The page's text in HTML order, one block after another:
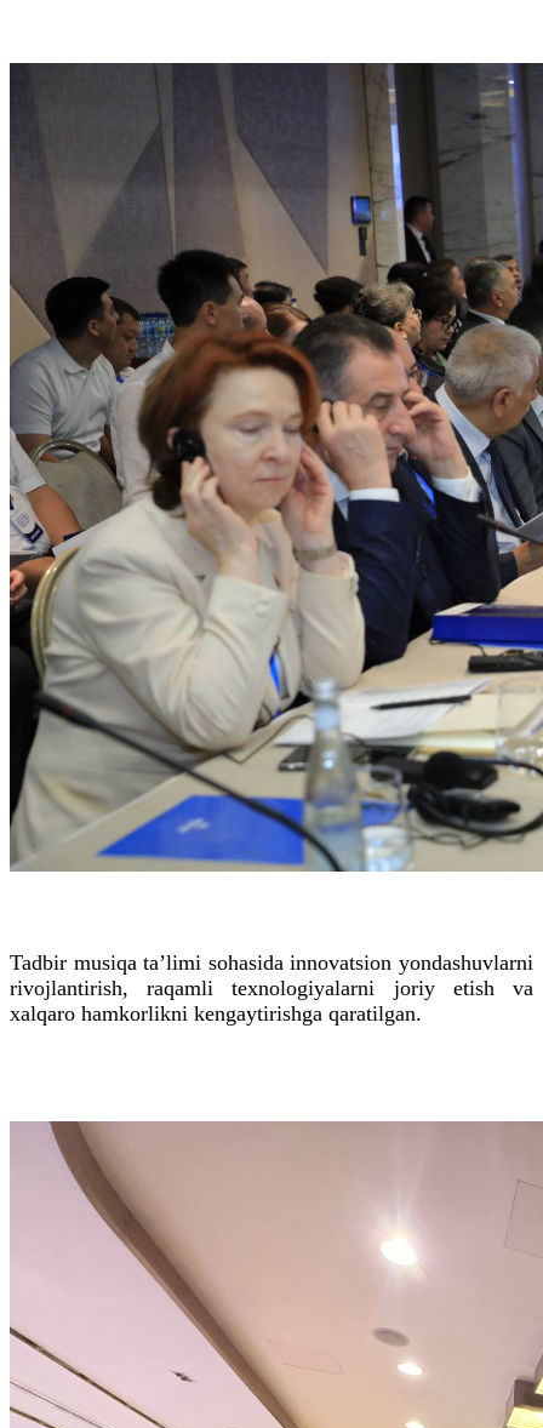
Tadbir musiqa ta’limi sohasida innovatsion yondashuvlarni
rivojlantirish, raqamli texnologiyalarni joriy etish va
xalqaro hamkorlikni kengaytirishga qaratilgan.